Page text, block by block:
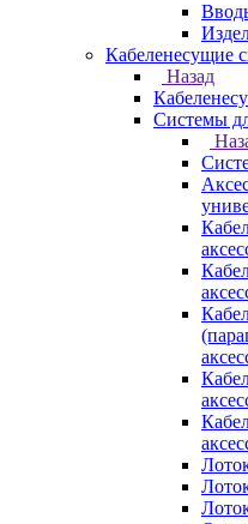
Кабеленесущие
Назад
Системы